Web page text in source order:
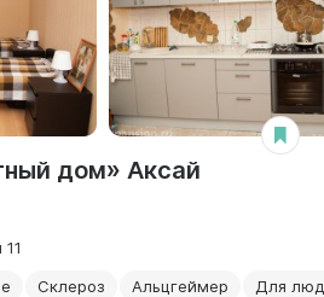
дом» Аксай
Склероз Альцгеймер Для